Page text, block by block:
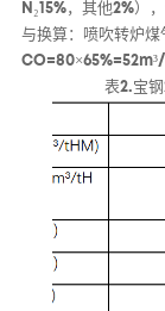
N₂15%，其他2%）
与换算：喷吹转炉
表2.宝